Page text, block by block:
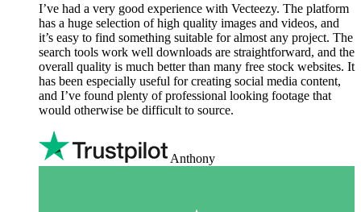
I’ve had a very good experience with Vecteezy. The platform
has a huge selection of high quality images and videos, and
it’s easy to find something suitable for almost any project. The
search tools work well downloads are straightforward, and the
overall quality is much better than many free stock websites. It
has been especially useful for creating social media content,
and I’ve found plenty of professional looking footage that
would otherwise be difficult to source.
Anthony